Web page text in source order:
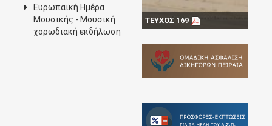
Ευρωπαϊκή Ημέρα
Μουσικής - Mουσική
χορωδιακή εκδήλωση
ΤΕΥΧΟΣ 169